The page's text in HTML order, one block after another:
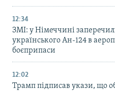
12:34
ЗМІ: у Німеччині
українського Ан-124 в
боєприпаси
12:02
Трамп підписав укази, що